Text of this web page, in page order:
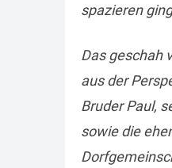
spazieren
Das geschah
aus der
Bruder Paul,
sowie die